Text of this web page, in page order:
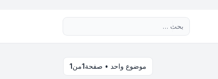
موضوع واحد • صفحة1من1